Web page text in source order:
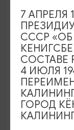
Открытие
06.09.2026
филармония
7 АПРЕЛЯ
СССР
СОСТАВЕ
4 ИЮЛЯ
ГОРОД